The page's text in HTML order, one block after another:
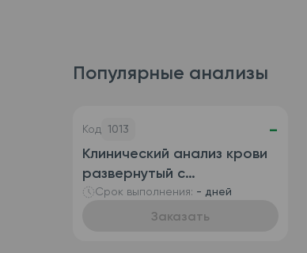
Популярные анализы
Код 1013 -
Клинический анализ крови
развернутый с
определением
ретикулоцитов
Срок выполнения: - дней
Заказать